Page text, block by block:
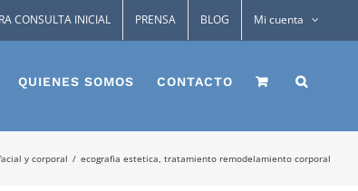
CONSULTA INICIAL PRENSA BLOG Mi cuenta
QUIENES SOMOS CONTACTO
y corporal ecografia estetica, tratamiento remodelamiento corporal